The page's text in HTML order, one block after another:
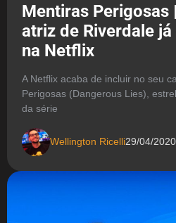
Mentiras Perigosas
atriz de Riverdale
na Netflix
A Netflix acaba de incluir no seu
Perigosas (Dangerous Lies),
da série
Wellington Ricelli29/04/2020